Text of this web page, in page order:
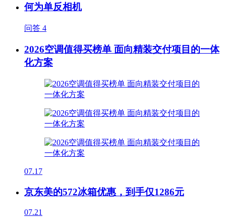
何为单反相机
问答 4
2026空调值得买榜单 面向精装交付项目的一体
化方案
07.17
京东美的572冰箱优惠，到手仅1286元
07.21